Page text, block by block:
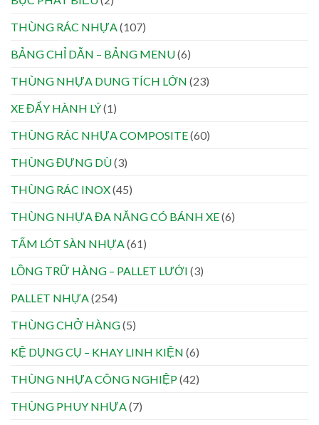
THÙNG RÁC NHỰA(107)
BẢNG CHỈ DẪN – BẢNG MENU(6)
THÙNG NHỰA DUNG TÍCH LỚN (23)
XE ĐẨY HÀNH LÝ(1)
THÙNG RÁC NHỰA COMPOSITE(60)
THÙNG ĐỰNG DÙ(3)
THÙNG RÁC INOX(45)
THÙNG NHỰA ĐA NĂNG CÓ BÁNH XE(6)
TẤM LÓT SÀN NHỰA(61)
LỒNG TRỮ HÀNG – PALLET LƯỚI (3)
PALLET NHỰA(254)
THÙNG CHỞ HÀNG(5)
KỆ DỤNG CỤ – KHAY LINH KIỆN (6)
THÙNG NHỰA CÔNG NGHIỆP(42)
THÙNG PHUY NHỰA(7)